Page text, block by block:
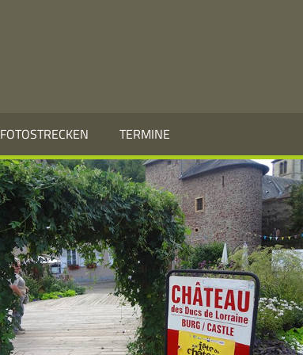
FOTOSTRECKEN TERMINE